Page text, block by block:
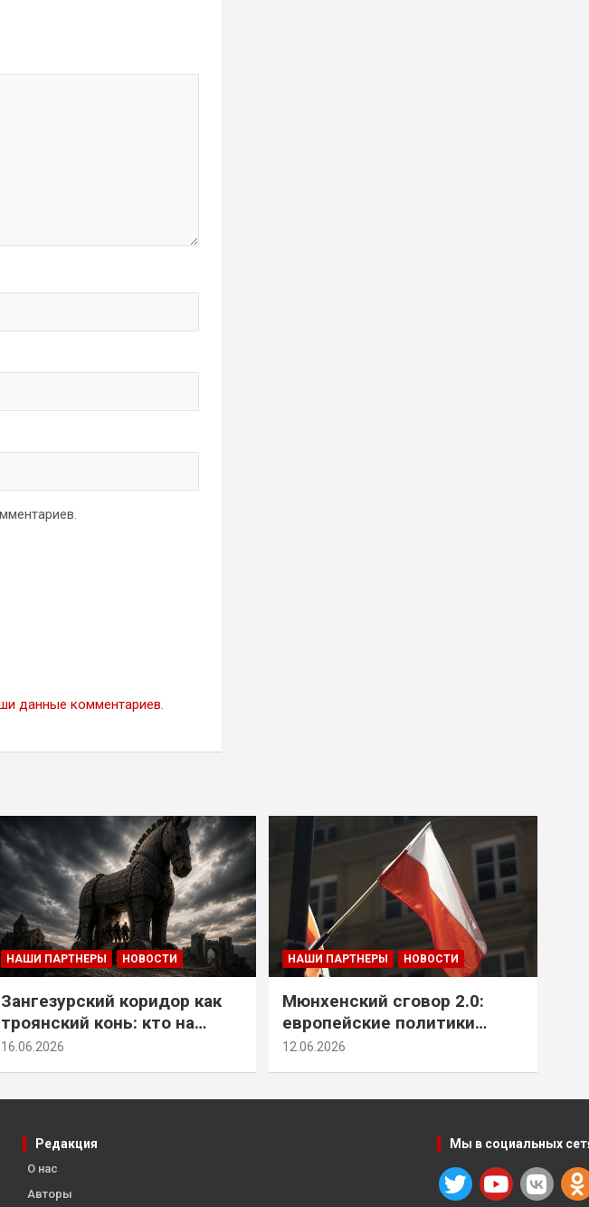
данные комментариев.
НАШИ ПАРТНЕРЫ НОВОСТИ
Зангезурский коридор как
троянский конь: кто на
самом деле осваивает юг
16.06.2026
НАШИ ПАРТНЕРЫ НОВОСТИ
Мюнхенский сговор 2.0:
европейские политики
снова растят монстра у
12.06.2026
Редакция
О нас
Авторы
Мы в социальных